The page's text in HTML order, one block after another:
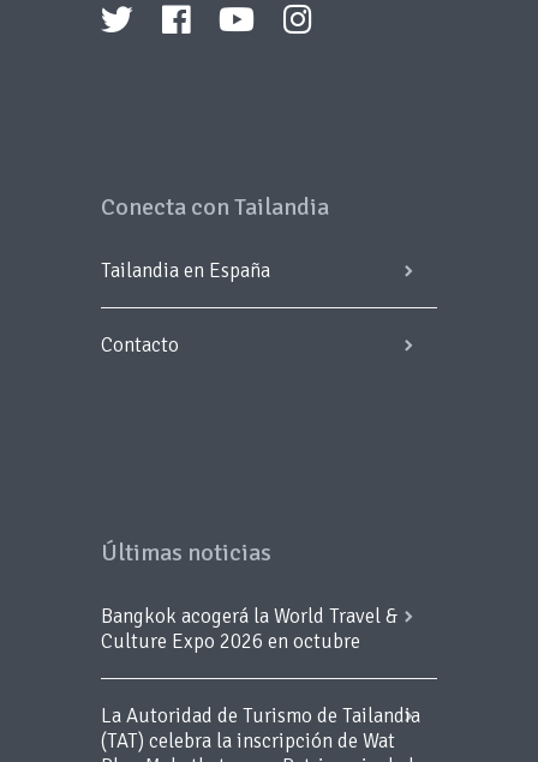
Conecta con Tailandia
Tailandia en España
Contacto
Últimas noticias
Bangkok acogerá la World Travel &
Culture Expo 2026 en octubre
La Autoridad de Turismo de Tailandia
(TAT) celebra la inscripción de Wat